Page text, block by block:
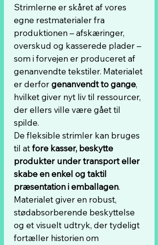
Strimlerne er skåret af vores
egne restmaterialer fra
produktionen – afskæringer,
overskud og kasserede plader –
som i forvejen er produceret af
genanvendte tekstiler. Materialet
er derforgenanvendt to gange,
hvilket giver nyt liv til ressourcer,
der ellers ville være gået til
spilde.
De fleksible strimler kan bruges
til atfore kasser, beskytte
produkter under transport eller
skabe en enkel og taktil
præsentation i emballagen.
Materialet giver en robust,
stødabsorberende beskyttelse
og et visuelt udtryk, der tydeligt
fortæller historien om